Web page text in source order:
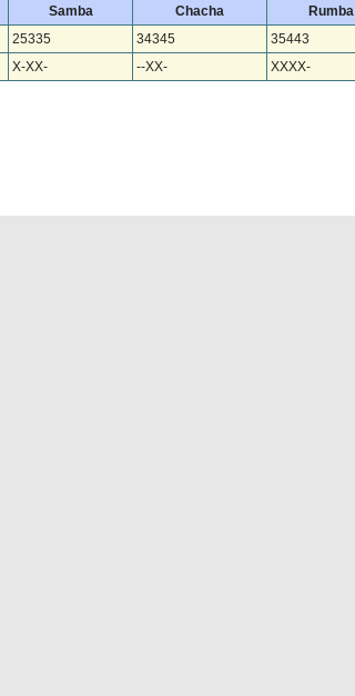
Samba Chacha Rumba
25335 34345 35443
X-XX- --XX- XXXX-